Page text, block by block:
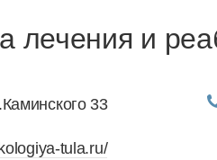
лечения и
33
tula.ru/